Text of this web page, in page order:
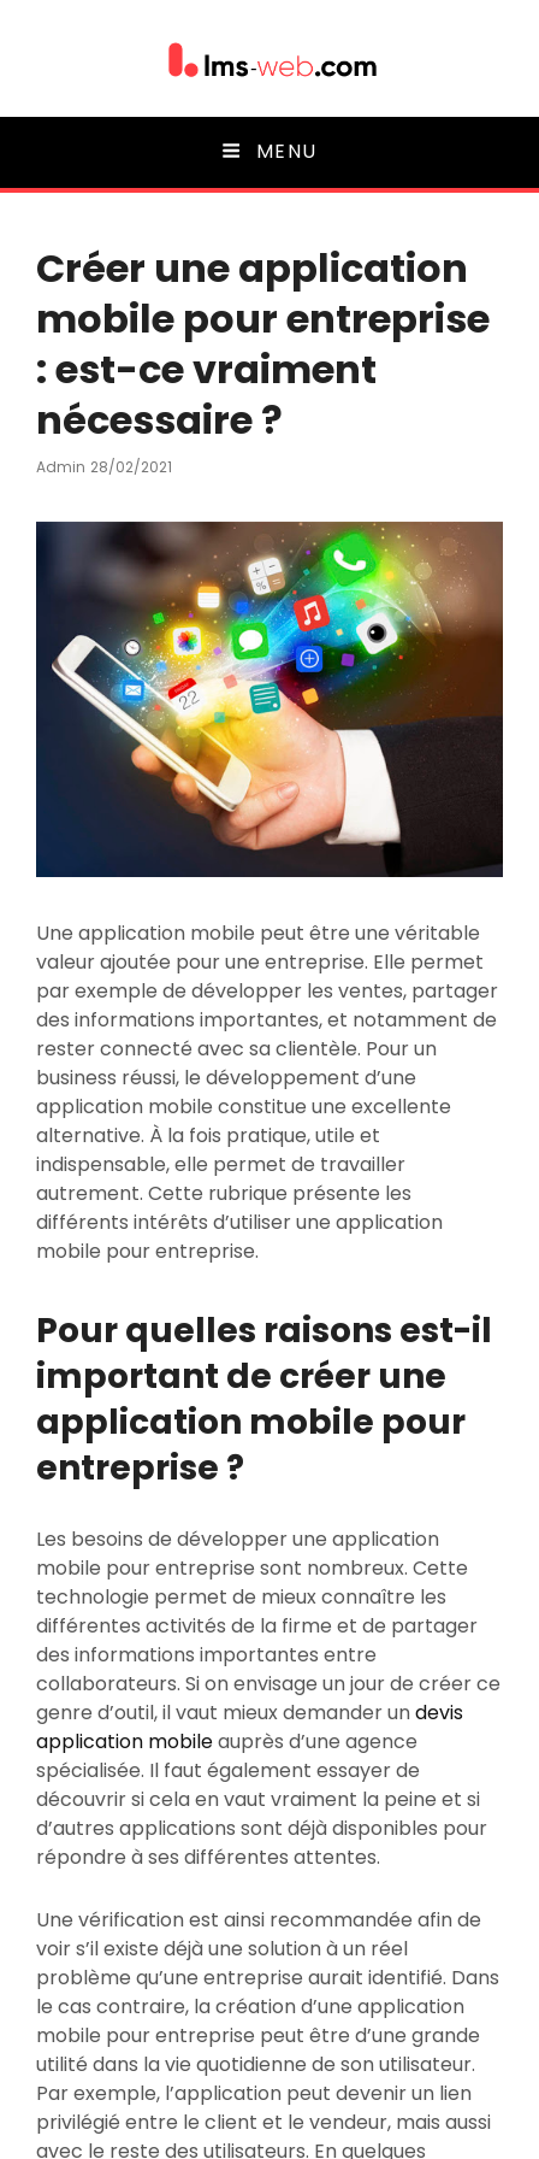
Lms-web
MENU
Créer une application
mobile pour entreprise
: est-ce vraiment
nécessaire ?
Admin Posted
28/02/2021
Une application mobile peut être une véritable
valeur ajoutée pour une entreprise. Elle permet
par exemple de développer les ventes, partager
des informations importantes, et notamment de
rester connecté avec sa clientèle. Pour un
business réussi, le développement d’une
application mobile constitue une excellente
alternative. À la fois pratique, utile et
indispensable, elle permet de travailler
autrement. Cette rubrique présente les
différents intérêts d’utiliser une application
mobile pour entreprise.
Pour quelles raisons est-il
important de créer une
application mobile pour
entreprise ?
Les besoins de développer une application
mobile pour entreprise sont nombreux. Cette
technologie permet de mieux connaître les
différentes activités de la firme et de partager
des informations importantes entre
collaborateurs. Si on envisage un jour de créer ce
genre d’outil, il vaut mieux demander undevis
application mobileauprès d’une agence
spécialisée. Il faut également essayer de
découvrir si cela en vaut vraiment la peine et si
d’autres applications sont déjà disponibles pour
répondre à ses différentes attentes.
Une vérification est ainsi recommandée afin de
voir s’il existe déjà une solution à un réel
problème qu’une entreprise aurait identifié. Dans
le cas contraire, la création d’une application
mobile pour entreprise peut être d’une grande
utilité dans la vie quotidienne de son utilisateur.
Par exemple, l’application peut devenir un lien
privilégié entre le client et le vendeur, mais aussi
avec le reste des utilisateurs. En quelques